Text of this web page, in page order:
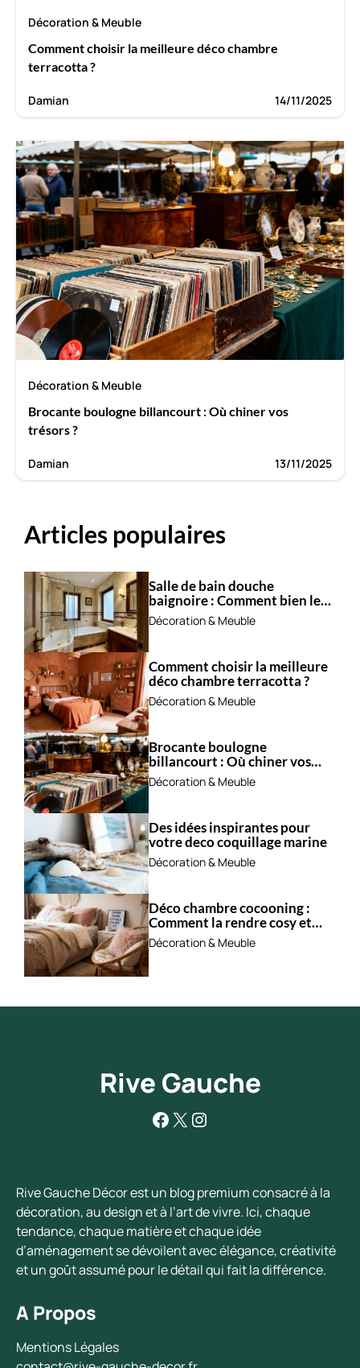
Décoration & Meuble
Comment choisir la meilleure déco chambre
terracotta ?
Damian 14/11/2025
Décoration & Meuble
Brocante boulogne billancourt : Où chiner vos
trésors ?
Damian 13/11/2025
Articles populaires
Salle de bain douche
baignoire : Comment bien les
combiner ?
Décoration & Meuble
Comment choisir la meilleure
déco chambre terracotta ?
Décoration & Meuble
Brocante boulogne
billancourt : Où chiner vos
trésors ?
Décoration & Meuble
Des idées inspirantes pour
votre deco coquillage marine
Décoration & Meuble
Déco chambre cocooning :
Comment la rendre cosy et
apaisante ?
Décoration & Meuble
Rive Gauche
Facebook
X Instagram
Rive Gauche Décor est un blog premium consacré à la
décoration, au design et à l’art de vivre. Ici, chaque
tendance, chaque matière et chaque idée
d’aménagement se dévoilent avec élégance, créativité
et un goût assumé pour le détail qui fait la différence.
A Propos
Mentions Légales